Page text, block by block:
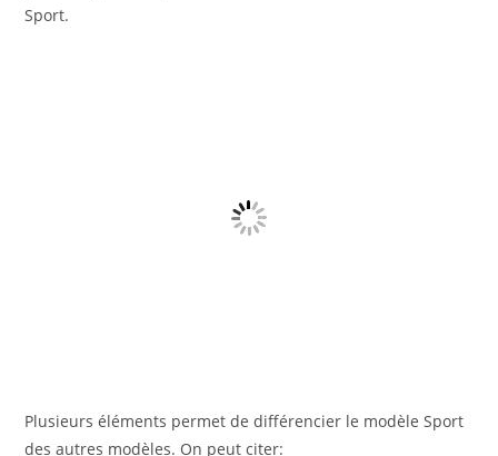
Sport.
Plusieurs éléments permet de différencier le modèle Sport
des autres modèles. On peut citer: